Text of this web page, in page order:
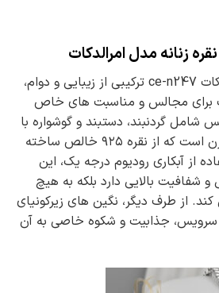
زنانه مدل امرالدکات
سرویس نقره زنانه امرالدکات ce-n247 ترکیبی از زیبایی و دوام،
برای مجالس و مناسبت های خاص
شامل گردنبند، دستبند و گوشواره با
طراحی های ظریف و مدرن است که از نقره ۹۲۵ خالص ساخته
از آبکاری رودیوم درجه یک، این
بالایی دارد بلکه به هیچ
از طرف دیگر، نگین های زیرکونیای
جذابیت و شکوه خاصی به آن